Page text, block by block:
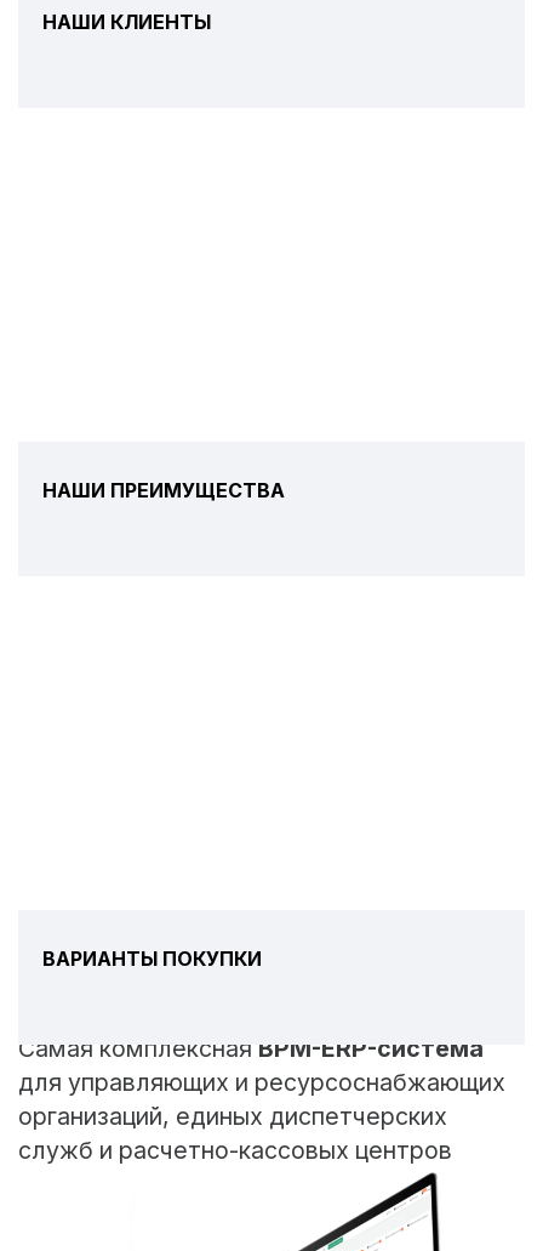
НАШИ КЛИЕНТЫ
НАШИ ПРЕИМУЩЕСТВА
ВАРИАНТЫ ПОКУПКИ
Самая комплексная BPM-ERP-система
для управляющих и ресурсоснабжающих
организаций, единых диспетчерских
служб и расчетно-кассовых центров